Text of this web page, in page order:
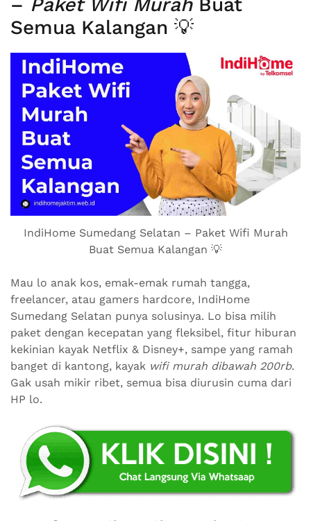
Semua Kalangan 💡
IndiHome Sumedang Selatan – Paket Wifi Murah
Buat Semua Kalangan 💡
Mau lo anak kos, emak-emak rumah tangga,
freelancer, atau gamers hardcore, IndiHome
Sumedang Selatan punya solusinya. Lo bisa milih
paket dengan kecepatan yang fleksibel, fitur hiburan
kekinian kayak Netflix & Disney+, sampe yang ramah
banget di kantong, kayak wifi murah dibawah 200rb.
Gak usah mikir ribet, semua bisa diurusin cuma dari
HP lo.